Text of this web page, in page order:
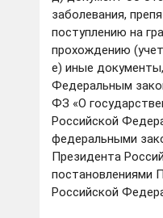
заболевания,
поступлению на
прохождению
е) иные
Федеральным
ФЗ «О
Российской
федеральными
Президента
постановлениями
Российской